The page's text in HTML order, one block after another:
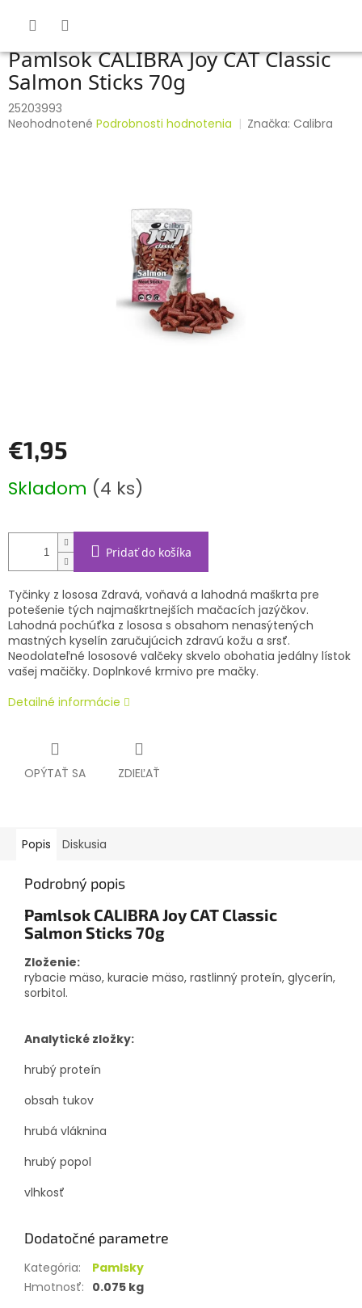
Pamlsok CALIBRA Joy CAT Classic
Salmon Sticks 70g
25203993
Priemerné
Neohodnotené Podrobnosti hodnotenia Značka:Calibra
€1,95
cena:
Skladom (4 ks)
Pridať do košíka
Tyčinky z lososa Zdravá, voňavá a lahodná maškrta pre
potešenie tých najmaškrtnejších mačacích jazýčkov.
Lahodná pochúťka z lososa s obsahom nenasýtených
mastných kyselín zaručujúcich zdravú kožu a srsť.
Neodolateľné lososové valčeky skvelo obohatia jedálny lístok
vašej mačičky. Doplnkové krmivo pre mačky.
Detailné informácie
OPÝTAŤ SA ZDIEĽAŤ
Popis Diskusia
Podrobný popis
Pamlsok CALIBRA Joy CAT Classic
Salmon Sticks 70g
Zloženie:
rybacie mäso, kuracie mäso, rastlinný proteín, glycerín,
sorbitol.
Analytické zložky:
hrubý proteín
obsah tukov
hrubá vláknina
hrubý popol
vlhkosť
Dodatočné parametre
Kategória:
Pamlsky
Hmotnosť: 0.075 kg